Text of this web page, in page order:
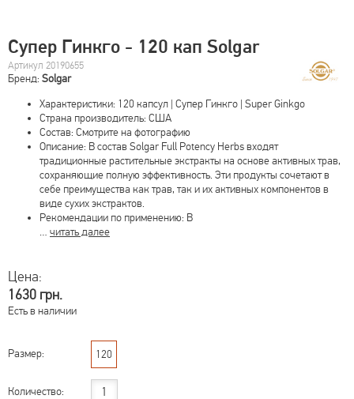
Супер Гинкго - 120 кап Solgar
Артикул 20190655
Бренд: Solgar
Характеристики: 120 капсул | Супер Гинкго | Super Ginkgo
Страна производитель: США
Состав: Смотрите на фотографию
Описание: В состав Solgar Full Potency Herbs входят
традиционные растительные экстракты на основе активных трав,
сохраняющие полную эффективность. Эти продукты сочетают в
себе преимущества как трав, так и их активных компонентов в
виде сухих экстрактов.
Рекомендации по применению: В
… читать далее
Цена:
1630 грн.
Есть в наличии
Размер: 120
Количество: